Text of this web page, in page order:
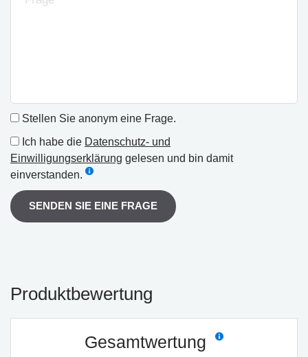
Stellen Sie anonym eine Frage.
Ich habe die Datenschutz- und
Einwilligungserklärung gelesen und bin damit
einverstanden.
SENDEN SIE EINE FRAGE
Produktbewertung
Gesamtwertung